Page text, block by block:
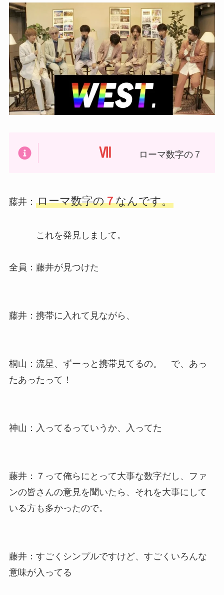
Ⅶ ローマ数字の７
藤井： ローマ数字の７なんです。
これを発見しまして。
全員：藤井が見つけた
藤井：携帯に入れて見ながら、
桐山：流星、ずーっと携帯見てるの。 で、あっ
たあったって！
神山：入ってるっていうか、入ってた
藤井：７って俺らにとって大事な数字だし、ファ
ンの皆さんの意見を聞いたら、それを大事にして
いる方も多かったので。
藤井：すごくシンプルですけど、すごくいろんな
意味が入ってる